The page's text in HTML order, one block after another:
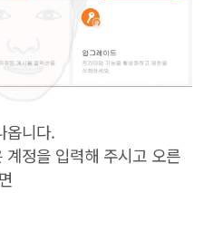
옵니다.
정을 입력해 주시고 오른